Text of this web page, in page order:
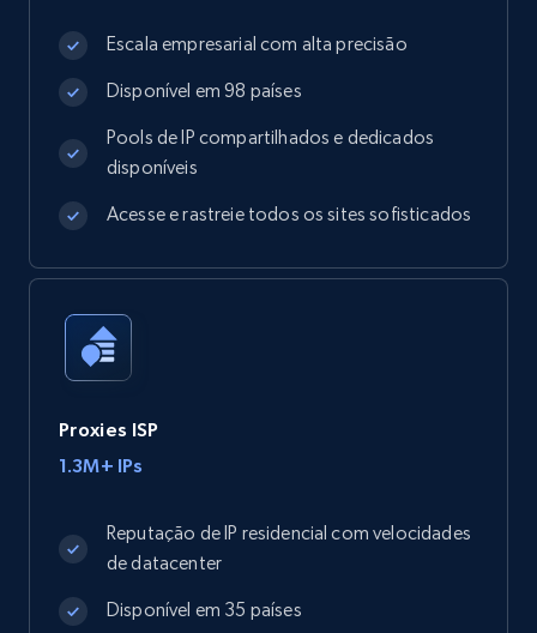
Escala empresarial com alta precisão
Disponível em 98 países
Pools de IP compartilhados e dedicados
disponíveis
Acesse e rastreie todos os sites sofisticados
Proxies ISP
1.3M+ IPs
Reputação de IP residencial com velocidades
de datacenter
Disponível em 35 países